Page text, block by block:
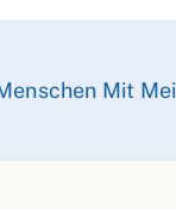
Mit